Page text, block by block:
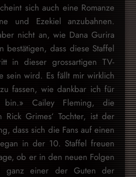
sich auch eine Romanze
und Ezekiel anzubahnen.
nicht an, wie Dana Gurira
bestätigen, dass diese Staffel
in dieser grossartigen TV-
sein wird. Es fällt mir wirklich
fassen, wie dankbar ich für
bin.» Cailey Fleming, die
Rick Grimes‘ Tochter, ist der
dass sich die Fans auf einen
in der 10. Staffel freuen
ob er in den neuen Folgen
ganz einer der Guten der